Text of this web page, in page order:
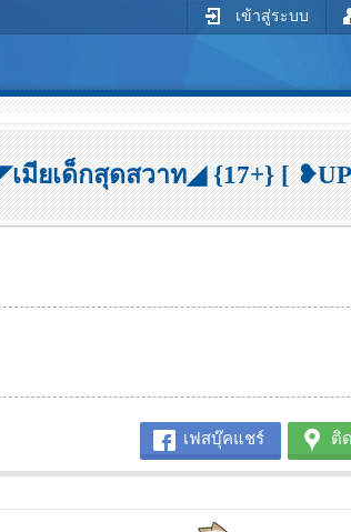
เข้าสู่ระบบ
ยเด็กสุดสวาท◢ {17+} [ ❥UP
เฟสบุ๊คแชร์ ติ